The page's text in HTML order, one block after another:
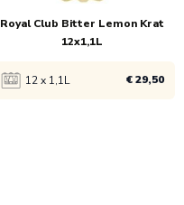
Royal Club Bitter Lemon Krat
12x1,1L
12 x 1,1L € 29,50